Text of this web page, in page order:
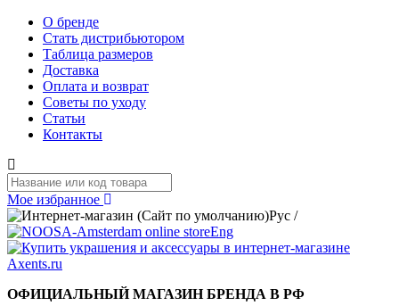
О бренде
Стать дистрибьютором
Таблица размеров
Доставка
Оплата и возврат
Советы по уходу
Статьи
Контакты
Мое избранное
Рус /
Eng
ОФИЦИАЛЬНЫЙ МАГАЗИН БРЕНДА В РФ